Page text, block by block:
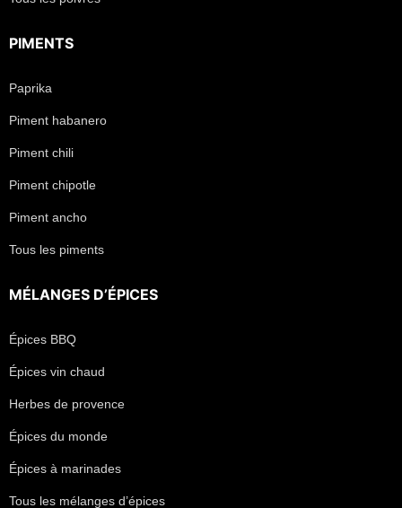
PIMENTS
Paprika
Piment habanero
Piment chili
Piment chipotle
Piment ancho
Tous les piments
MÉLANGES D’ÉPICES
Épices BBQ
Épices vin chaud
Herbes de provence
Épices du monde
Épices à marinades
Tous les mélanges d’épices